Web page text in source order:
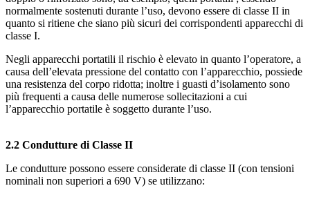
normalmente sostenuti durante l’uso, devono essere di classe II in
quanto si ritiene che siano più sicuri dei corrispondenti apparecchi di
classe I.
Negli apparecchi portatili il rischio è elevato in quanto l’operatore, a
causa dell’elevata pressione del contatto con l’apparecchio, possiede
una resistenza del corpo ridotta; inoltre i guasti d’isolamento sono
più frequenti a causa delle numerose sollecitazioni a cui
l’apparecchio portatile è soggetto durante l’uso.
2.2 Condutture di Classe II
Le condutture possono essere considerate di classe II (con tensioni
nominali non superiori a 690 V) se utilizzano: